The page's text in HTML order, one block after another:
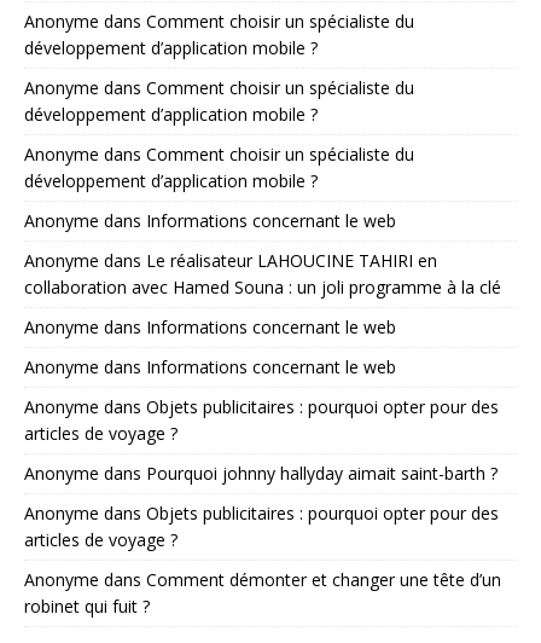
Anonyme dans Comment choisir un spécialiste du
développement d’application mobile ?
Anonyme dans Comment choisir un spécialiste du
développement d’application mobile ?
Anonyme dans Comment choisir un spécialiste du
développement d’application mobile ?
Anonyme dans Informations concernant le web
Anonyme dans Le réalisateur LAHOUCINE TAHIRI en
collaboration avec Hamed Souna : un joli programme à la clé
Anonyme dans Informations concernant le web
Anonyme dans Informations concernant le web
Anonyme dans Objets publicitaires : pourquoi opter pour des
articles de voyage ?
Anonyme dans Pourquoi johnny hallyday aimait saint-barth ?
Anonyme dans Objets publicitaires : pourquoi opter pour des
articles de voyage ?
Anonyme dans Comment démonter et changer une tête d’un
robinet qui fuit ?